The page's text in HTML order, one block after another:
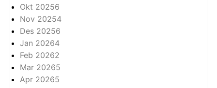
Okt 20256
Nov 20254
Des 20256
Jan 20264
Feb 20262
Mar 20265
Apr 20265